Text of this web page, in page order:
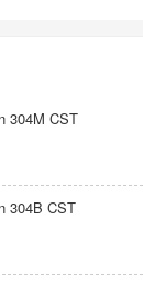
304M CST
304B CST